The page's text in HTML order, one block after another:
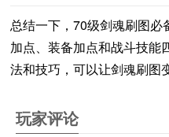
总结一下，70级剑魂刷图
加点、装备加点和战斗技能
法和技巧，可以让剑魂刷图
玩家评论